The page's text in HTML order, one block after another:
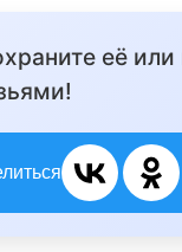
её или